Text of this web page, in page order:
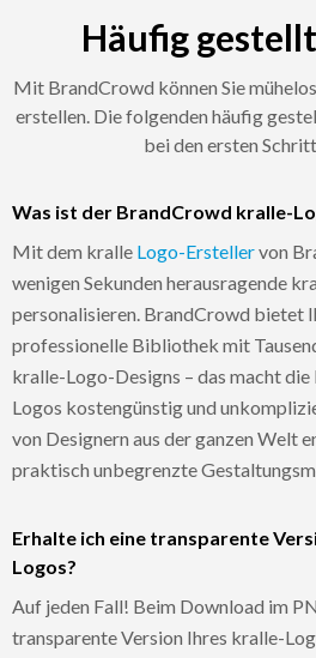
Häufig
Mit BrandCrowd können Sie
erstellen. Die folgenden häufig
bei den ersten
Was ist der BrandCrowd kralle-
Mit dem kralle Logo-Erstellervon
wenigen Sekunden herausragende
personalisieren. BrandCrowd bietet
professionelle Bibliothek mit
kralle-Logo-Designs – das macht
Logos kostengünstig und
von Designern aus der ganzen Welt
praktisch unbegrenzte
Erhalte ich eine transparente
Logos?
Auf jeden Fall! Beim Download im
transparente Version Ihres kralle-